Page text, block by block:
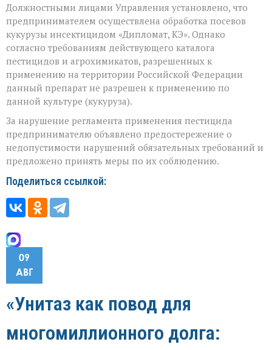
Должностными лицами Управления установлено, что
предпринимателем осуществлена обработка посевов
кукурузы инсектицидом «Дипломат, КЭ». Однако
согласно требованиям действующего каталога
пестицидов и агрохимикатов, разрешенных к
применению на территории Российской Федерации
данный препарат не разрешен к применению по
данной культуре (кукуруза).
За нарушение регламента применения пестицида
предпринимателю объявлено предостережение о
недопустимости нарушений обязательных требований и
предложено принять меры по их соблюдению.
Поделиться ссылкой:
09
АВГ
«Унитаз как повод для
многомиллионного долга: